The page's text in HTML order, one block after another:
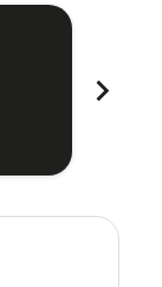
chevron_right